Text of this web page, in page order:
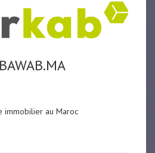
immobilier au Maroc